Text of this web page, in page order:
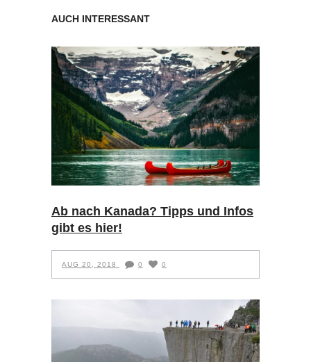
AUCH INTERESSANT
Ab nach Kanada? Tipps und Infos
gibt es hier!
AUG 20, 2018 0 0